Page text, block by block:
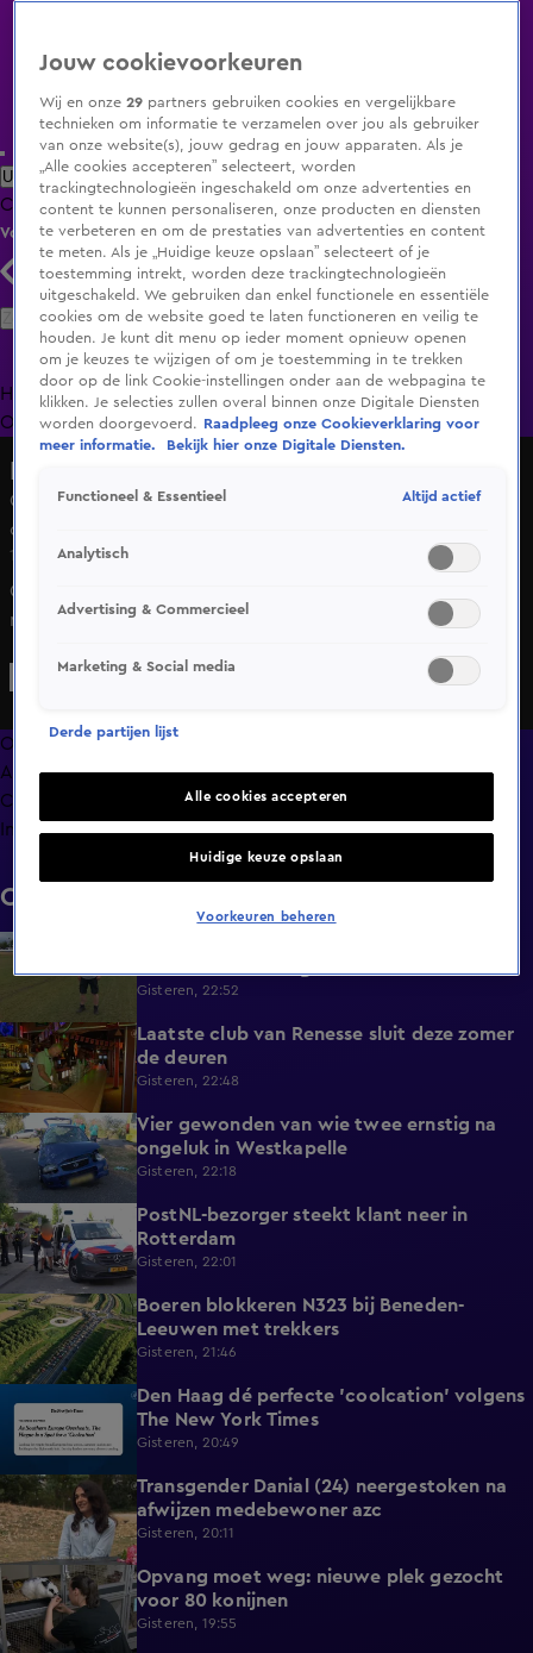
Uitzending Gemist Populaire programma's Zenders Genres
ClipsFilmsRadioSmart TV inlogShop
Volg KIJK
Zoeken
HomeUitzending Gemist Programma's De Bondgenoten
OranjezomerLivestreamsShop
Ga je op vakantie naar Spanje? Pas dan op voor deze
oplichtingstruc
11 mrt 2025, 07:34
Ga je binnenkort naar Spanje? Pas dan goed op als je daar
met de auto rondrijdt. Criminelen hebben namelijk een
Overzicht
Afleveringen
Clips
Info
Clips
1:54
Gisteren, 22:52
2:08
Laatste club van Renesse sluit deze zomer
de deuren
Gisteren, 22:48
0:30
Vier gewonden van wie twee ernstig na
ongeluk in Westkapelle
Gisteren, 22:18
0:26
PostNL-bezorger steekt klant neer in
Rotterdam
Gisteren, 22:01
0:33
Boeren blokkeren N323 bij Beneden-
Leeuwen met trekkers
Gisteren, 21:46
Den Haag dé perfecte 'coolcation' volgens
The New York Times
Gisteren, 20:49
2:04
Transgender Danial (24) neergestoken na
afwijzen medebewoner azc
Gisteren, 20:11
1:56
Opvang moet weg: nieuwe plek gezocht
voor 80 konijnen
Gisteren, 19:55
Jouw cookievoorkeuren
Wij en onze29 partners gebruiken cookies en vergelijkbare
technieken om informatie te verzamelen over jou als gebruiker
van onze website(s), jouw gedrag en jouw apparaten. Als je
„Alle cookies accepteren” selecteert, worden
trackingtechnologieën ingeschakeld om onze advertenties en
content te kunnen personaliseren, onze producten en diensten
te verbeteren en om de prestaties van advertenties en content
te meten. Als je „Huidige keuze opslaan” selecteert of je
toestemming intrekt, worden deze trackingtechnologieën
uitgeschakeld. We gebruiken dan enkel functionele en essentiële
cookies om de website goed te laten functioneren en veilig te
houden. Je kunt dit menu op ieder moment opnieuw openen
om je keuzes te wijzigen of om je toestemming in te trekken
door op de link Cookie-instellingen onder aan de webpagina te
klikken. Je selecties zullen overal binnen onze Digitale Diensten
worden doorgevoerd.
Raadpleeg onze Cookieverklaring voor
meer informatie.
Bekijk hier onze Digitale Diensten.
Functioneel & Essentieel Altijd actief
Analytisch
Advertising & Commercieel
Marketing & Social media
Derde partijen lijst
Alle cookies accepteren
Huidige keuze opslaan
Voorkeuren beheren